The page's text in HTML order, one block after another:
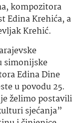
kompozitora
Edina Krehića, a
Krehić.
simonijske
Edina Dine
u povodu 25.
želimo postavili
sjećanja”